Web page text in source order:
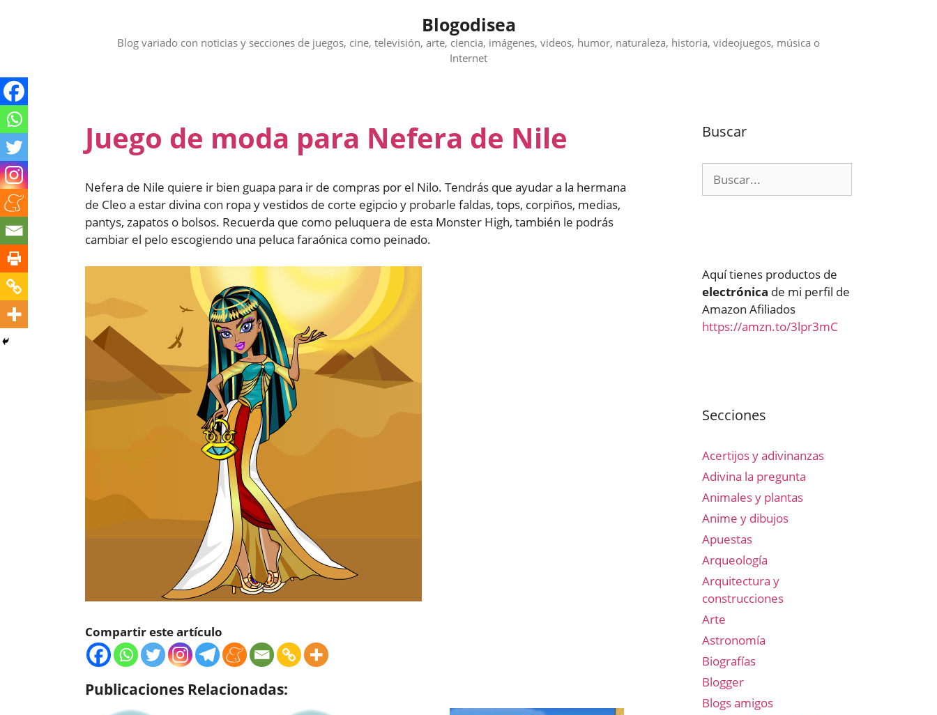
Blogodisea
Blog variado con noticias y secciones de juegos, cine, televisión, arte, ciencia, imágenes, videos, humor, naturaleza, historia, videojuegos, música o
Internet
Juego de moda para Nefera de Nile
Nefera de Nile quiere ir bien guapa para ir de compras por el Nilo. Tendrás que ayudar a la hermana
de Cleo a estar divina con ropa y vestidos de corte egipcio y probarle faldas, tops, corpiños, medias,
pantys, zapatos o bolsos. Recuerda que como peluquera de esta Monster High, también le podrás
cambiar el pelo escogiendo una peluca faraónica como peinado.
Compartir este artículo
Publicaciones Relacionadas:
Buscar
Aquí tienes productos de
electrónica de mi perfil de
Amazon Afiliados
https://amzn.to/3lpr3mC
Secciones
Acertijos y adivinanzas
Adivina la pregunta
Animales y plantas
Anime y dibujos
Apuestas
Arqueología
Arquitectura y
construcciones
Arte
Astronomía
Biografías
Blogger
Blogs amigos